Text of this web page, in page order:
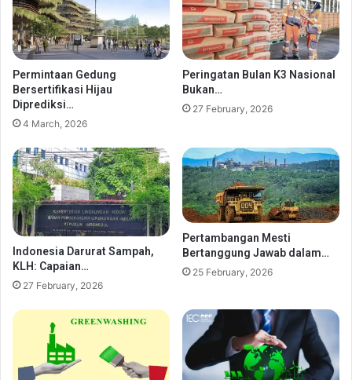
Permintaan Gedung
Bersertifikasi Hijau
Diprediksi…
4 March, 2026
Peringatan Bulan K3 Nasional
Bukan…
27 February, 2026
Indonesia Darurat Sampah,
KLH: Capaian…
27 February, 2026
Pertambangan Mesti
Bertanggung Jawab dalam…
25 February, 2026